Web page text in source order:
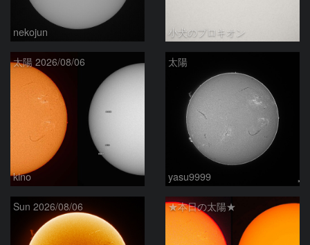
nekojun 小犬のプロキオン
太陽 2026/08/06
kino
太陽
yasu9999
Sun 2026/08/06 ★本日の太陽★